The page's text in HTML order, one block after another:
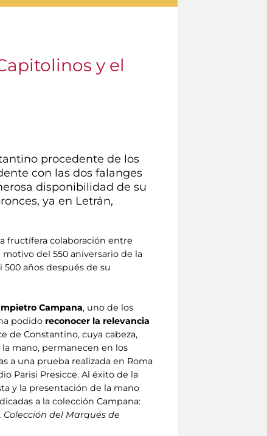
y el
procedente de los
con las dos falanges
disponibilidad de su
ya en Letrán,
fructífera colaboración entre
del 550 aniversario de la
años después de su
Campana, uno de los
podido reconocer la relevancia
de Constantino, cuya cabeza,
mano, permanecen en los
a una prueba realizada en Roma
Parisi Presicce. Al éxito de la
y la presentación de la mano
a la colección Campana:
Colección del Marqués de